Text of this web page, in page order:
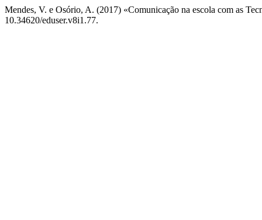
Mendes, V. e Osório, A. (2017) «Comunicação na escola com as
10.34620/eduser.v8i1.77.